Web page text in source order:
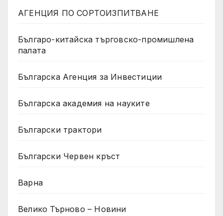
АГЕНЦИЯ ПО СОРТОИЗПИТВАНЕ
Българо-китайска търговско-промишлена
палата
Българска Агенция за Инвестиции
Българска академия на науките
Български трактори
Български Червен кръст
Варна
Велико Търново – Новини